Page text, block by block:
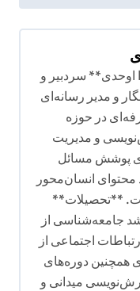
اوحدی** سردبیر و
و مدیر رسانه‌ای
در حوزه
و مدیریت
پوشش مسائل
محتوای انسان‌محور
**تحصیلات**
جامعه‌شناسی از
اجتماعی از
همچنین دوره‌های
میدانی و